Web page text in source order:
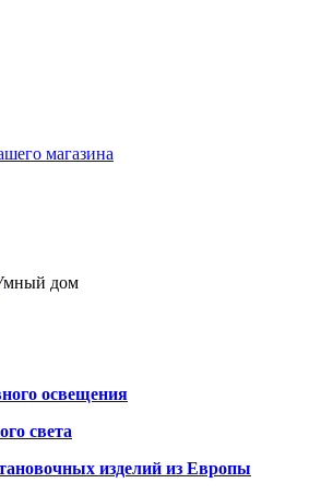
магазина
дом
освещения
света
изделий из Европы